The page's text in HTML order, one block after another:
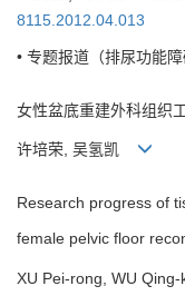
8115.2012.04.013
• 专题报道（排尿功能
女性盆底重建外科组织
许培荣, 吴氢凯
Research progress of
female pelvic floor
XU Pei-rong, WU